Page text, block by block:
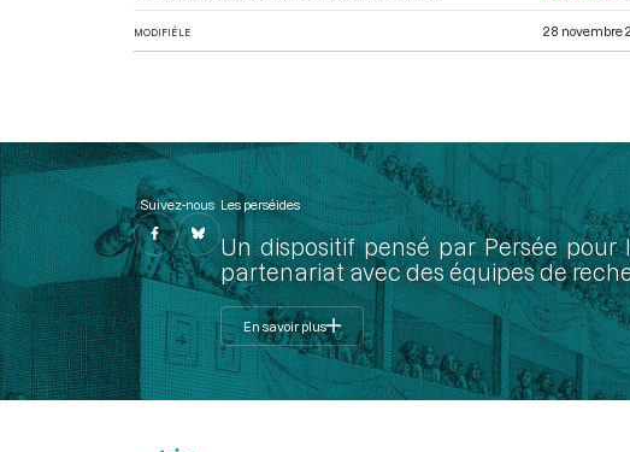
MODIFIÉ LE 28 novembre
Suivez-nous Les perséides
Un dispositif pensé par Persée
partenariat avec des équipes de
En savoir plus